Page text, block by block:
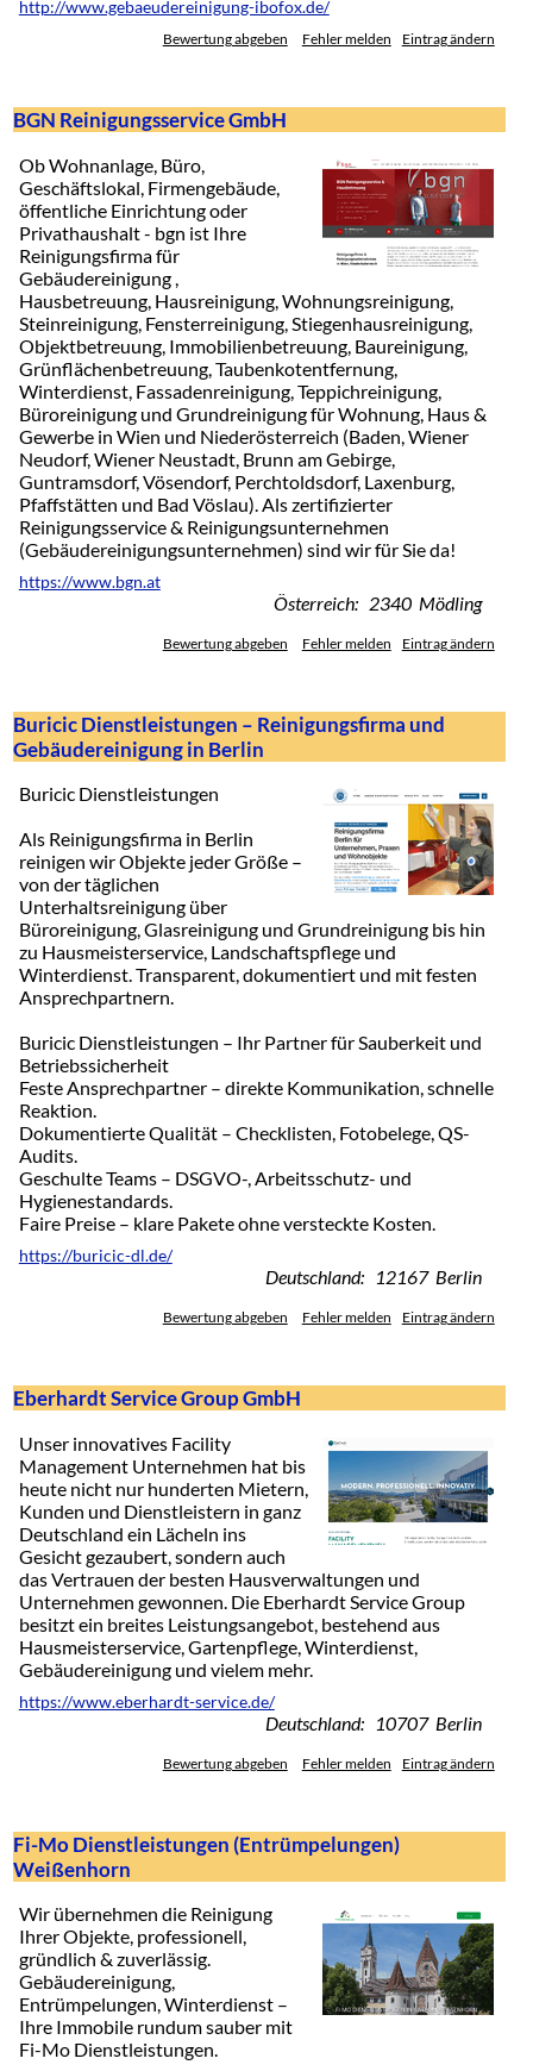
http://www.gebaeudereinigung-ibofox.de/
Bewertung abgeben Fehler melden Eintrag ändern
BGN Reinigungsservice GmbH
Ob Wohnanlage, Büro,
Geschäftslokal, Firmengebäude,
öffentliche Einrichtung oder
Privathaushalt - bgn ist Ihre
Reinigungsfirma für
Gebäudereinigung ,
Hausbetreuung, Hausreinigung, Wohnungsreinigung,
Steinreinigung, Fensterreinigung, Stiegenhausreinigung,
Objektbetreuung, Immobilienbetreuung, Baureinigung,
Grünflächenbetreuung, Taubenkotentfernung,
Winterdienst, Fassadenreinigung, Teppichreinigung,
Büroreinigung und Grundreinigung für Wohnung, Haus &
Gewerbe in Wien und Niederösterreich (Baden, Wiener
Neudorf, Wiener Neustadt, Brunn am Gebirge,
Guntramsdorf, Vösendorf, Perchtoldsdorf, Laxenburg,
Pfaffstätten und Bad Vöslau). Als zertifizierter
Reinigungsservice & Reinigungsunternehmen
(Gebäudereinigungsunternehmen) sind wir für Sie da!
https://www.bgn.at
Österreich: 2340 Mödling
Bewertung abgeben Fehler melden Eintrag ändern
Buricic Dienstleistungen – Reinigungsfirma und
Gebäudereinigung in Berlin
Buricic Dienstleistungen
Als Reinigungsfirma in Berlin
reinigen wir Objekte jeder Größe –
von der täglichen
Unterhaltsreinigung über
Büroreinigung, Glasreinigung und Grundreinigung bis hin
zu Hausmeisterservice, Landschaftspflege und
Winterdienst. Transparent, dokumentiert und mit festen
Ansprechpartnern.
Buricic Dienstleistungen – Ihr Partner für Sauberkeit und
Betriebssicherheit
Feste Ansprechpartner – direkte Kommunikation, schnelle
Reaktion.
Dokumentierte Qualität – Checklisten, Fotobelege, QS-
Audits.
Geschulte Teams – DSGVO-, Arbeitsschutz- und
Hygienestandards.
Faire Preise – klare Pakete ohne versteckte Kosten.
https://buricic-dl.de/
Deutschland: 12167 Berlin
Bewertung abgeben Fehler melden Eintrag ändern
Eberhardt Service Group GmbH
Unser innovatives Facility
Management Unternehmen hat bis
heute nicht nur hunderten Mietern,
Kunden und Dienstleistern in ganz
Deutschland ein Lächeln ins
Gesicht gezaubert, sondern auch
das Vertrauen der besten Hausverwaltungen und
Unternehmen gewonnen. Die Eberhardt Service Group
besitzt ein breites Leistungsangebot, bestehend aus
Hausmeisterservice, Gartenpflege, Winterdienst,
Gebäudereinigung und vielem mehr.
https://www.eberhardt-service.de/
Deutschland: 10707 Berlin
Bewertung abgeben Fehler melden Eintrag ändern
Fi-Mo Dienstleistungen (Entrümpelungen)
Weißenhorn
Wir übernehmen die Reinigung
Ihrer Objekte, professionell,
gründlich & zuverlässig.
Gebäudereinigung,
Entrümpelungen, Winterdienst –
Ihre Immobile rundum sauber mit
Fi-Mo Dienstleistungen.